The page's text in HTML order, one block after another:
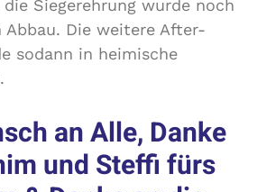
Siegerehrung wurde noch
Die weitere After-
sodann in heimische
an Alle, Danke
und Steffi fürs